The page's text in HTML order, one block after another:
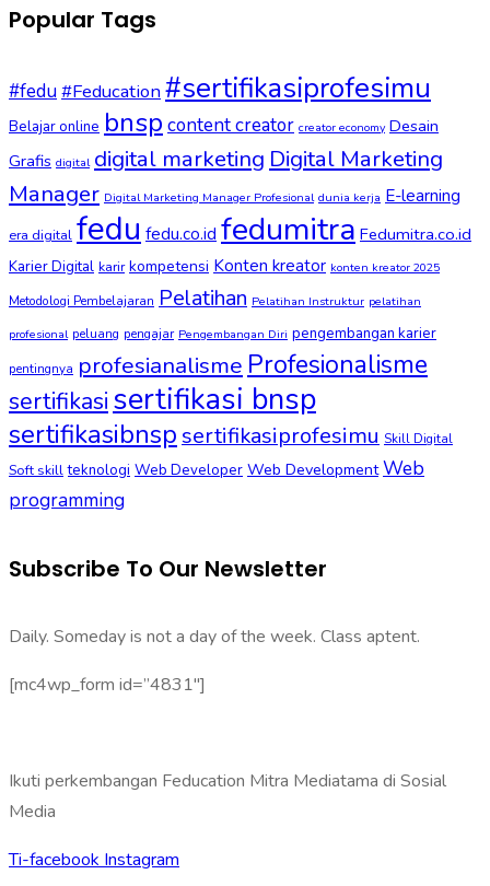
Popular Tags
#fedu#Feducation#sertifikasiprofesimu
Belajar online bnsp content creator creator economy Desain
Grafis digital digital marketing Digital Marketing
Manager Digital Marketing Manager Profesional dunia kerja E-learning
era digital fedu fedu.co.id fedumitra Fedumitra.co.id
Karier Digital karir kompetensi Konten kreator konten kreator 2025
Metodologi Pembelajaran Pelatihan Pelatihan Instruktur pelatihan
profesional peluang pengajar Pengembangan Diri pengembangan karier
pentingnya profesianalisme Profesionalisme
sertifikasi sertifikasi bnsp
sertifikasibnsp sertifikasiprofesimu Skill Digital
Soft skill teknologi Web Developer Web Development Web
programming
Subscribe To Our Newsletter
Daily. Someday is not a day of the week. Class aptent.
[mc4wp_form id=”4831″]
Ikuti perkembangan Feducation Mitra Mediatama di Sosial
Media
Ti-facebookInstagram